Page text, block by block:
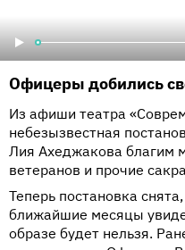
Офицеры добились
Из афиши театра
небезызвестная
Лия Ахеджакова благим
ветеранов и прочие
Теперь постановка
ближайшие месяцы
образе будет нельзя.